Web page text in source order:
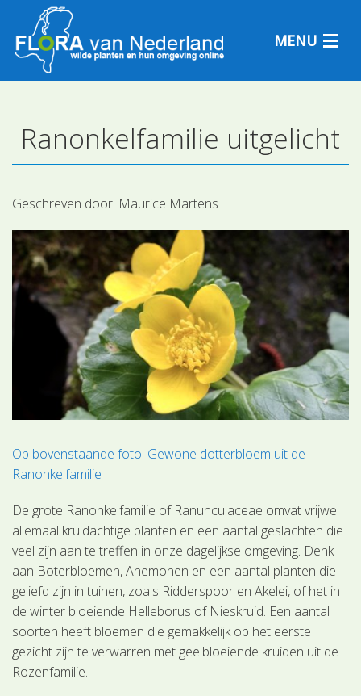
MENU
Plantensoorten
Plantengemeenschappen
Determineren
Ranonkelfamilie uitgelicht
Geschreven door: Maurice Martens
Op bovenstaande foto: Gewone dotterbloem uit de
Ranonkelfamilie
De grote Ranonkelfamilie of Ranunculaceae omvat vrijwel
allemaal kruidachtige planten en een aantal geslachten die
veel zijn aan te treffen in onze dagelijkse omgeving. Denk
aan Boterbloemen, Anemonen en een aantal planten die
geliefd zijn in tuinen, zoals Ridderspoor en Akelei, of het in
de winter bloeiende Helleborus of Nieskruid. Een aantal
soorten heeft bloemen die gemakkelijk op het eerste
gezicht zijn te verwarren met geelbloeiende kruiden uit de
Rozenfamilie.